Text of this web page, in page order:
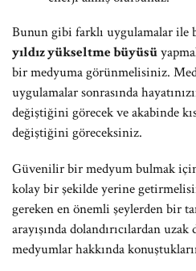
Bunun gibi farklı uygulamalar ile
yıldız yükseltme büyüsü
bir medyuma görünmelisiniz.
uygulamalar sonrasında
değiştiğini görecek ve akabinde
değiştiğini göreceksiniz.
Güvenilir bir medyum bulmak
kolay bir şekilde yerine
gereken en önemli şeylerden bir
arayışında dolandırıcılardan
medyumlar hakkında